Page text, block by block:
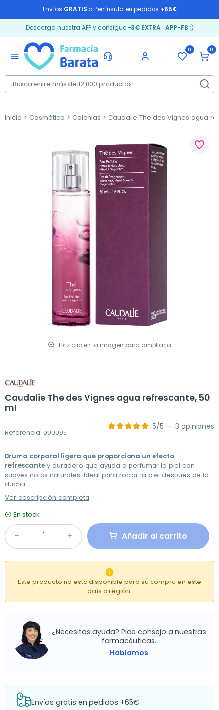
Envíos GRATIS a Península en pedidos +65€
Descarga nuestra APP y consigue -3€ EXTRA: APP-FB ;)
menu
0 0
Inicio Cosmética Colonias Caudalie The des Vignes agua
Haz clic en la imagen para ampliarla
favorite_border
Caudalie The des Vignes agua refrescante, 50
ml
Referencia: 000099
5/5 - 3 opiniones
Bruma corporal ligera que proporciona un efecto
refrescante y duradero que ayuda a perfumar la piel con
suaves notas naturales. Ideal para rociar la piel después de la
ducha.
Ver descripción completa
En stock
Añadir al carrito

Este producto no está disponible para su compra en este
país o región.
¿Necesitas ayuda? Pide consejo a nuestras
farmacéuticas.
Hablamos
Envíos gratis en pedidos +65€